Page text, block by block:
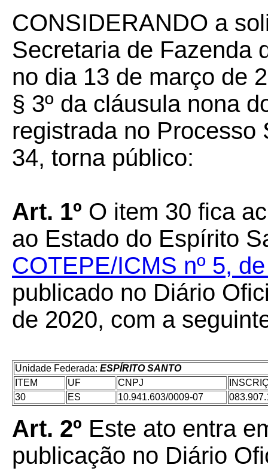
CONSIDERANDO a
Secretaria de Fazenda
no dia 13 de março de
§ 3º da cláusula nona
registrada no Processo
34, torna público:
Art. 1º O item 30 fica
ao Estado do Espírito
COTEPE/ICMS nº 5,
publicado no Diário
de 2020, com a
Unidade Federada: ESPÍRITO SANTO
ITEM
UF CNPJ
30
ES 10.941.603/0009-07
Art. 2º Este ato entra
publicação no Diário